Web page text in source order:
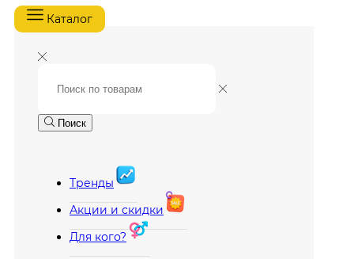
Каталог
Поиск
Тренды
Акции и скидки
Для кого?